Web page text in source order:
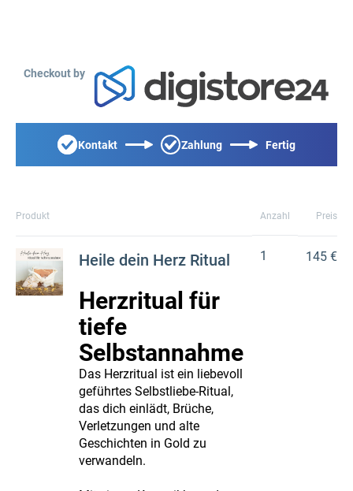
Checkout by
Kontakt Zahlung Fertig
Produkt Anzahl Preis
Heile dein Herz Ritual
Herzritual für
tiefe
Selbstannahme
Das Herzritual ist ein liebevoll
geführtes Selbstliebe-Ritual,
das dich einlädt, Brüche,
Verletzungen und alte
Geschichten in Gold zu
verwandeln.
1 145 €